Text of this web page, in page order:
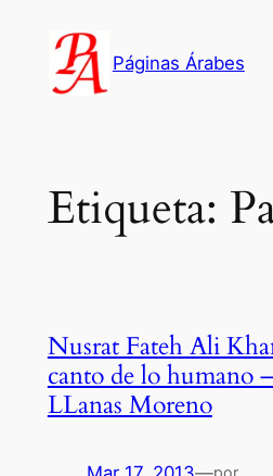
contenido
Páginas Árabes
Etiqueta:
Nusrat Fateh Ali
canto de lo humano
LLanas Moreno
por